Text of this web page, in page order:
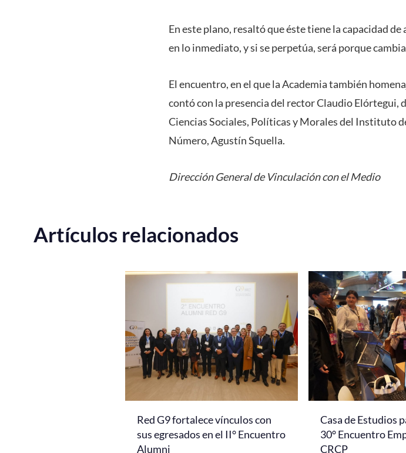
En este plano, resaltó que éste tiene la capacidad
en lo inmediato, y si se perpetúa, será porque
El encuentro, en el que la Academia también
contó con la presencia del rector Claudio Elórtegui,
Ciencias Sociales, Políticas y Morales del Instituto
Número, Agustín Squella.
Dirección General de Vinculación con el Medio
Artículos relacionados
Red G9 fortalece vínculos con
sus egresados en el II° Encuentro
Alumni
Casa de Estudios
30° Encuentro
CRCP